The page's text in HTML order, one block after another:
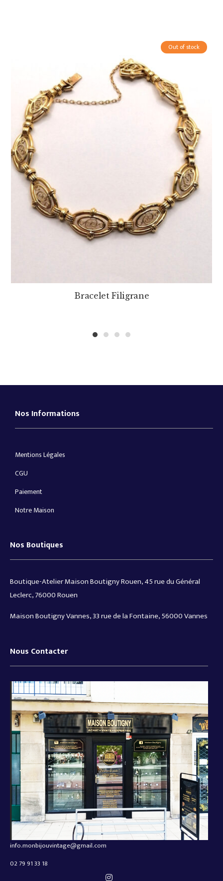
Out of stock
Bracelet Filigrane
Nos Informations
Mentions Légales
CGU
Paiement
Notre Maison
Nos Boutiques
Boutique-Atelier Maison Boutigny Rouen, 45 rue du Général
Leclerc, 76000 Rouen
Maison Boutigny Vannes, 33 rue de la Fontaine, 56000 Vannes
Nous Contacter
info.monbijouvintage@gmail.com
02 79 91 33 18